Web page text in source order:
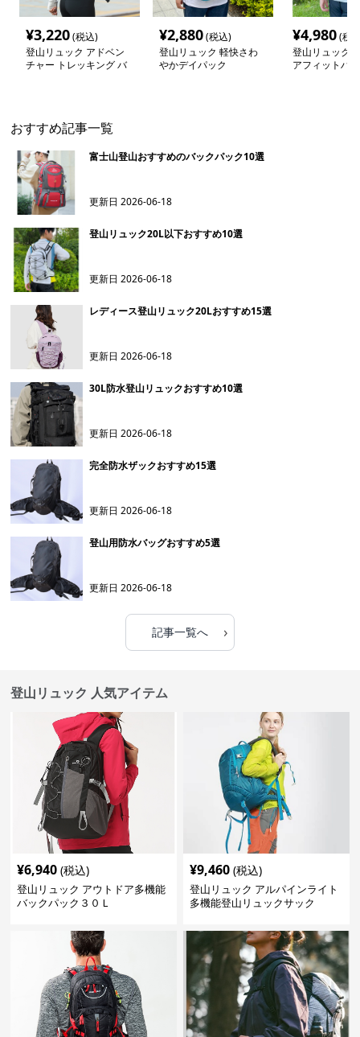
¥3,220(税込)
登山リュック アドベン
チャー トレッキング バ
¥2,880(税込)
登山リュック 軽快さわ
やかデイパック
¥4,980(税
登山リュック
アフィットハ
おすすめ記事一覧
富士山登山おすすめのバックパック10選
更新日2026-06-18
登山リュック20L以下おすすめ10選
更新日2026-06-18
レディース登山リュック20Lおすすめ15選
更新日2026-06-18
30L防水登山リュックおすすめ10選
更新日2026-06-18
完全防水ザックおすすめ15選
更新日2026-06-18
登山用防水バッグおすすめ5選
更新日2026-06-18
記事一覧へ ›
登山リュック 人気アイテム
¥6,940 (税込)
登山リュック アウトドア多機能
バックパック３０Ｌ
¥9,460 (税込)
登山リュック アルパインライト
多機能登山リュックサック